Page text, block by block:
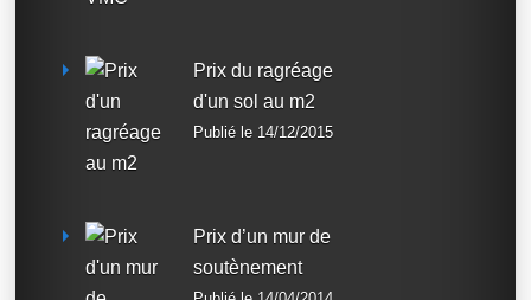
Prix du ragréage
d'un sol au m2
Publié le 14/12/2015
Prix d’un mur de
soutènement